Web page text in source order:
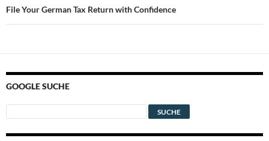
File Your German Tax Return with Confidence
GOOGLE SUCHE